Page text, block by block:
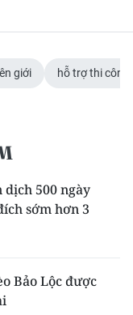
giới hỗ trợ thi công
dịch 500 ngày
sớm hơn 3
Bảo Lộc được